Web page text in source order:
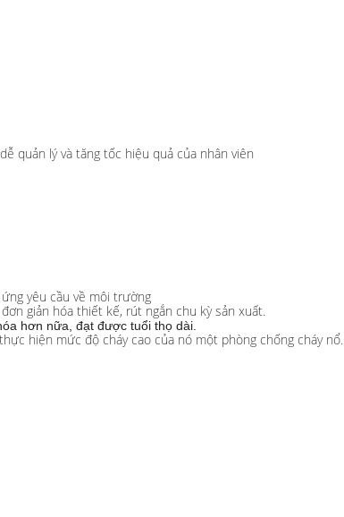
quản lý và tăng tốc hiệu quả của nhân viên
yêu cầu về môi trường
giản hóa thiết kế, rút ​​ngắn chu kỳ sản xuất.
hơn nữa, đạt được tuổi thọ dài.
hiện mức độ cháy cao của nó một phòng chống cháy nổ.